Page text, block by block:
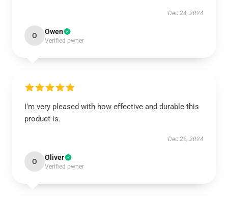
Dec 24, 2024
O Owen
Verified owner
I’m very pleased with how effective and durable this
product is.
Dec 22, 2024
O Oliver
Verified owner